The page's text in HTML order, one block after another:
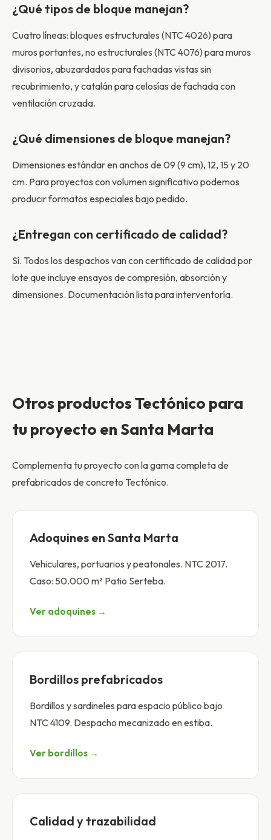
¿Qué tipos de bloque manejan?
Cuatro líneas: bloques estructurales (NTC 4026) para
muros portantes, no estructurales (NTC 4076) para muros
divisorios, abuzardados para fachadas vistas sin
recubrimiento, y catalán para celosías de fachada con
ventilación cruzada.
¿Qué dimensiones de bloque manejan?
Dimensiones estándar en anchos de 09 (9 cm), 12, 15 y 20
cm. Para proyectos con volumen significativo podemos
producir formatos especiales bajo pedido.
¿Entregan con certificado de calidad?
Sí. Todos los despachos van con certificado de calidad por
lote que incluye ensayos de compresión, absorción y
dimensiones. Documentación lista para interventoría.
Otros productos Tectónico para
tu proyecto en Santa Marta
Complementa tu proyecto con la gama completa de
prefabricados de concreto Tectónico.
Adoquines en Santa Marta
Vehiculares, portuarios y peatonales. NTC 2017.
Caso: 50.000 m² Patio Serteba.
Ver adoquines →
Bordillos prefabricados
Bordillos y sardineles para espacio público bajo
NTC 4109. Despacho mecanizado en estiba.
Ver bordillos →
Calidad y trazabilidad